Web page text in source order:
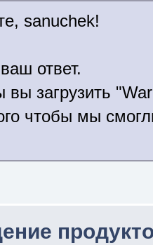
sanuchek!
ответ.
вы загрузить
чтобы мы